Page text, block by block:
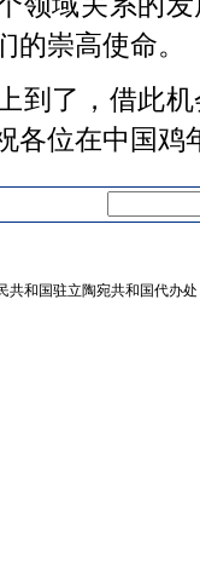
的崇高使命。
了，借此机
各位在中国
共和国驻立陶宛共和国代办处